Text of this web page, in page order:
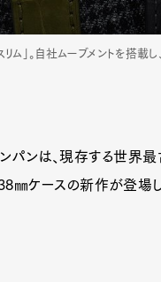
リム」。自社ムーブメントを搭
ンは、現存する世界最
38㎜ケースの新作が登